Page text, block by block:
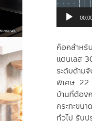
ก๊อกสำหรั
แตนเลส
ระดับด้าม
พิเศษ 22
บ้านที่ต้อง
กระทะขน
ทั่วไป รับ